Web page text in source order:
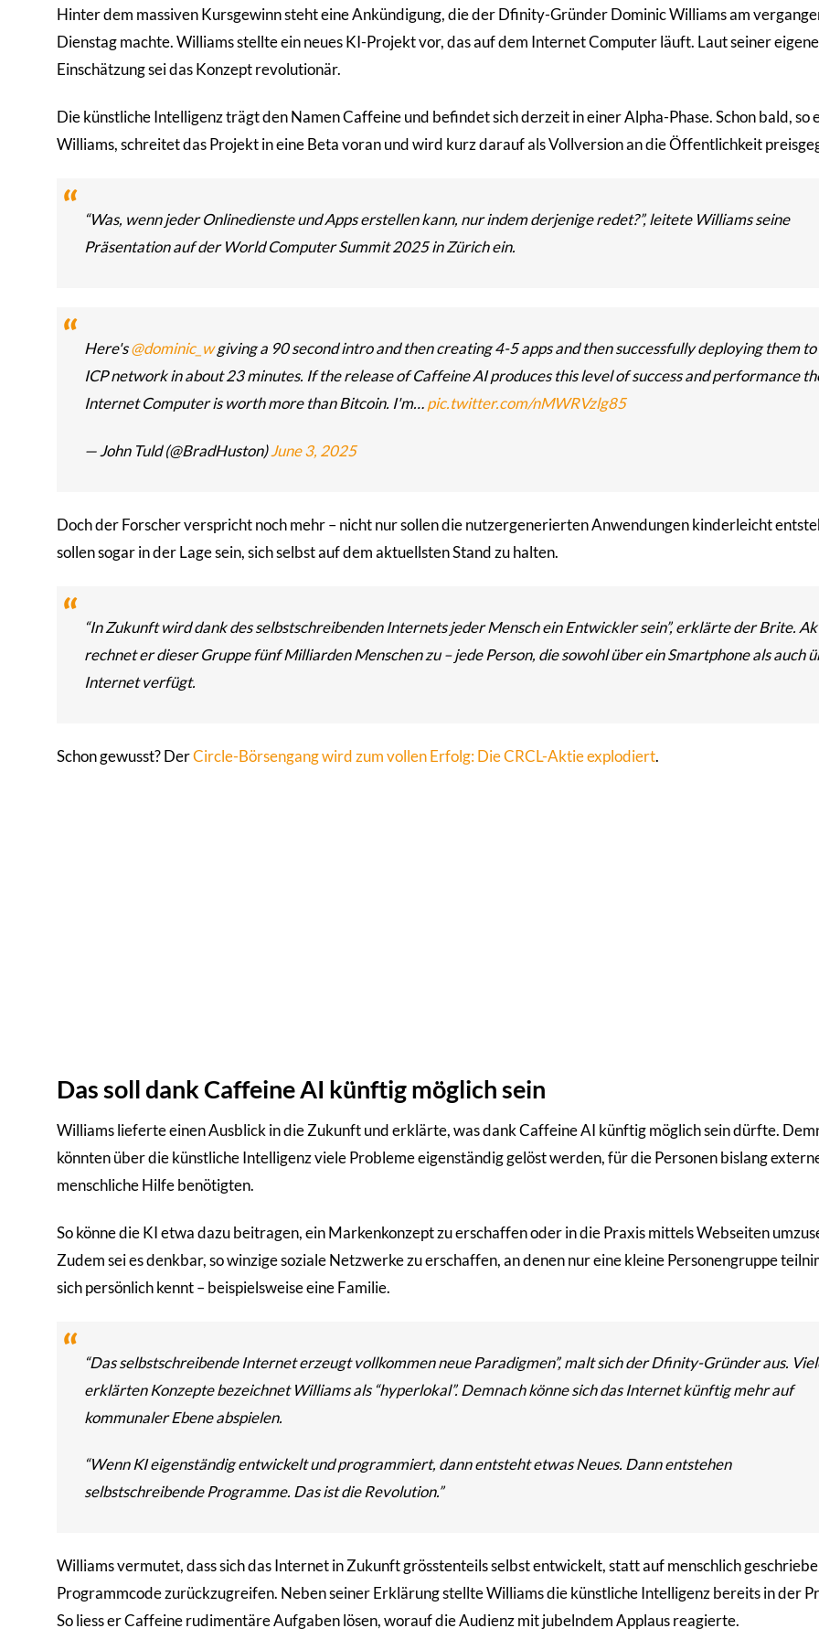
Hinter dem massiven Kursgewinn steht eine Ankündigung, die der Dfinity-Gründer Dominic Williams am
Dienstag machte. Williams stellte ein neues KI-Projekt vor, das auf dem Internet Computer läuft. Laut seiner
Einschätzung sei das Konzept revolutionär.
Die künstliche Intelligenz trägt den Namen Caffeine und befindet sich derzeit in einer Alpha-Phase. Schon bald, so
Williams, schreitet das Projekt in eine Beta voran und wird kurz darauf als Vollversion an die Öffentlichkeit
“Was, wenn jeder Onlinedienste und Apps erstellen kann, nur indem derjenige redet?”, leitete Williams seine
Präsentation auf der World Computer Summit 2025 in Zürich ein.
Here's@dominic_wgiving a 90 second intro and then creating 4-5 apps and then successfully deploying them
ICP network in about 23 minutes. If the release of Caffeine AI produces this level of success and performance
Internet Computer is worth more than Bitcoin. I'm…pic.twitter.com/nMWRVzlg85
— John Tuld (@BradHuston)June 3, 2025
Doch der Forscher verspricht noch mehr – nicht nur sollen die nutzergenerierten Anwendungen kinderleicht
sollen sogar in der Lage sein, sich selbst auf dem aktuellsten Stand zu halten.
“In Zukunft wird dank des selbstschreibenden Internets jeder Mensch ein Entwickler sein”, erklärte der Brite.
rechnet er dieser Gruppe fünf Milliarden Menschen zu – jede Person, die sowohl über ein Smartphone als auch
Internet verfügt.
Schon gewusst? DerCircle-Börsengang wird zum vollen Erfolg: Die CRCL-Aktie explodiert.
Das soll dank Caffeine AI künftig möglich sein
Williams lieferte einen Ausblick in die Zukunft und erklärte, was dank Caffeine AI künftig möglich sein dürfte.
könnten über die künstliche Intelligenz viele Probleme eigenständig gelöst werden, für die Personen bislang
menschliche Hilfe benötigten.
So könne die KI etwa dazu beitragen, ein Markenkonzept zu erschaffen oder in die Praxis mittels Webseiten
Zudem sei es denkbar, so winzige soziale Netzwerke zu erschaffen, an denen nur eine kleine Personengruppe
sich persönlich kennt – beispielsweise eine Familie.
“Das selbstschreibende Internet erzeugt vollkommen neue Paradigmen”, malt sich der Dfinity-Gründer aus.
erklärten Konzepte bezeichnet Williams als “hyperlokal”. Demnach könne sich das Internet künftig mehr auf
kommunaler Ebene abspielen.
“Wenn KI eigenständig entwickelt und programmiert, dann entsteht etwas Neues. Dann entstehen
selbstschreibende Programme. Das ist die Revolution.”
Williams vermutet, dass sich das Internet in Zukunft grösstenteils selbst entwickelt, statt auf menschlich
Programmcode zurückzugreifen. Neben seiner Erklärung stellte Williams die künstliche Intelligenz bereits in der
So liess er Caffeine rudimentäre Aufgaben lösen, worauf die Audienz mit jubelndem Applaus reagierte.